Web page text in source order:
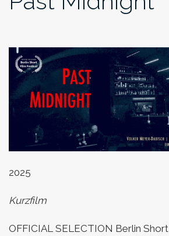
2025
Kurzfilm
OFFICIAL SELECTION Berlin